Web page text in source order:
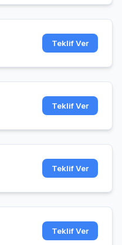
Teklif Ver
Teklif Ver
Teklif Ver
Teklif Ver